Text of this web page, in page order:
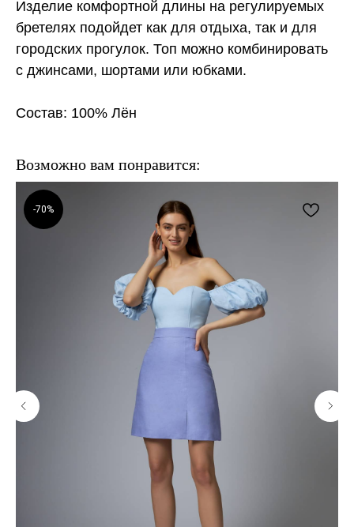
Изделие комфортной длины на регулируемых
бретелях подойдет как для отдыха, так и для
городских прогулок. Топ можно комбинировать
с джинсами, шортами или юбками.
Состав: 100% Лён
Возможно вам понравится:
-70%